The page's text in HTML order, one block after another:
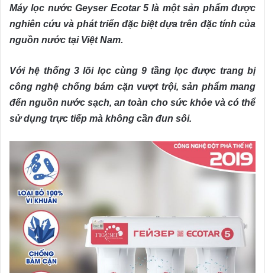
Máy lọc nước Geyser Ecotar 5 là một sản phẩm được
nghiên cứu và phát triển đặc biệt dựa trên đặc tính của
nguồn nước tại Việt Nam.
Với hệ thống 3 lõi lọc cùng 9 tầng lọc được trang bị
công nghệ chống bám cặn vượt trội, sản phẩm mang
đến nguồn nước sạch, an toàn cho sức khỏe và có thể
sử dụng trực tiếp mà không cần đun sôi.